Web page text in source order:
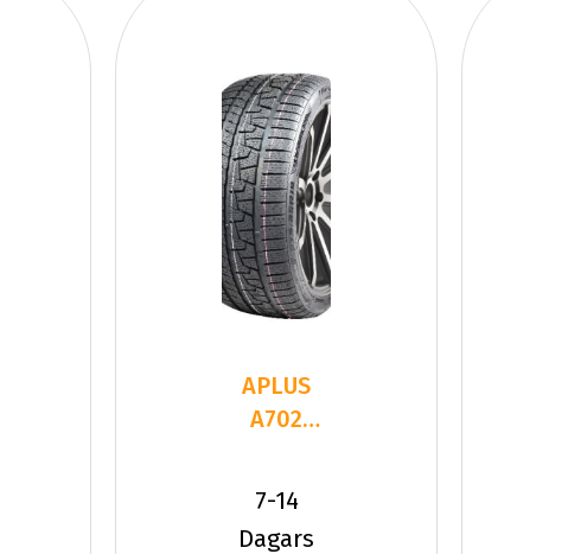
APLUS
A702
93 V XL
7-14
Dagars